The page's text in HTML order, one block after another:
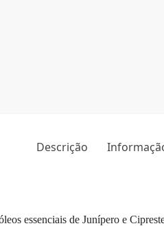
Descrição
essenciais de Junípero e